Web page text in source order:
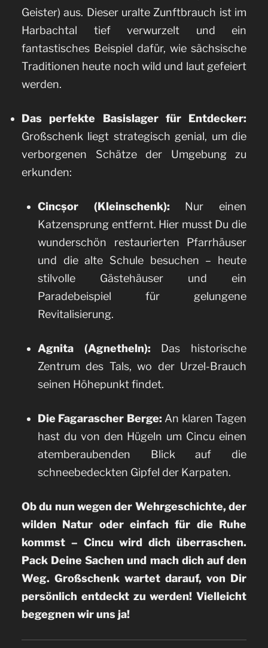
Geister) aus. Dieser uralte Zunftbrauch ist im
Harbachtal tief verwurzelt und ein
fantastisches Beispiel dafür, wie sächsische
Traditionen heute noch wild und laut gefeiert
werden.
Das perfekte Basislager für Entdecker:
Großschenk liegt strategisch genial, um die
verborgenen Schätze der Umgebung zu
erkunden:
Cincșor (Kleinschenk): Nur einen
Katzensprung entfernt. Hier musst Du die
wunderschön restaurierten Pfarrhäuser
und die alte Schule besuchen – heute
stilvolle Gästehäuser und ein
Paradebeispiel für gelungene
Revitalisierung.
Agnita (Agnetheln): Das historische
Zentrum des Tals, wo der Urzel-Brauch
seinen Höhepunkt findet.
Die Fagarascher Berge: An klaren Tagen
hast du von den Hügeln um Cincu einen
atemberaubenden Blick auf die
schneebedeckten Gipfel der Karpaten.
Ob du nun wegen der Wehrgeschichte, der
wilden Natur oder einfach für die Ruhe
kommst – Cincu wird dich überraschen.
Pack Deine Sachen und mach dich auf den
Weg. Großschenk wartet darauf, von Dir
persönlich entdeckt zu werden! Vielleicht
begegnen wir uns ja!